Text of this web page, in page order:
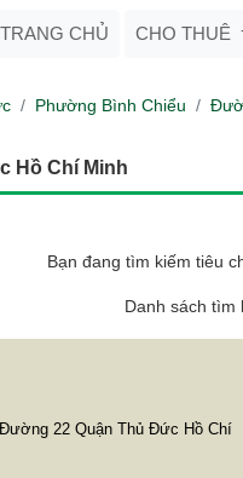
TRANG CHỦ CHO THUÊ
Phường Bình Chiểu
Hồ Chí Minh
Bạn đang tìm kiếm tiêu
Danh sách tìm
22 Quận Thủ Đức Hồ Chí